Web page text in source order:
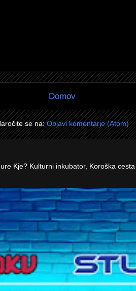
Domov
se na:Objavi komentarje (Atom)
Kje? Kulturni inkubator, Koroška